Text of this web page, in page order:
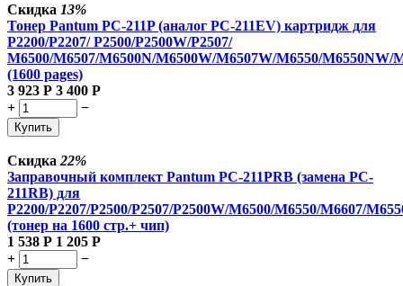
Скидка 13%
Тонер Pantum PC-211P (аналог PC-211EV) картридж для
P2200/P2207/ P2500/P2500W/P2507/
М6500/M6507/M6500N/M6500W/M6507W/M6550/M6550NW/
(1600 pages)
3 923 Р 3 400 Р
+
−
Купить
Скидка 22%
Заправочный комплект Pantum PC-211PRB (замена PC-
211RB) для
P2200/P2207/P2500/P2507/P2500W/M6500/M6550/M6607/
(тонер на 1600 стр.+ чип)
1 538 Р 1 205 Р
+
−
Купить